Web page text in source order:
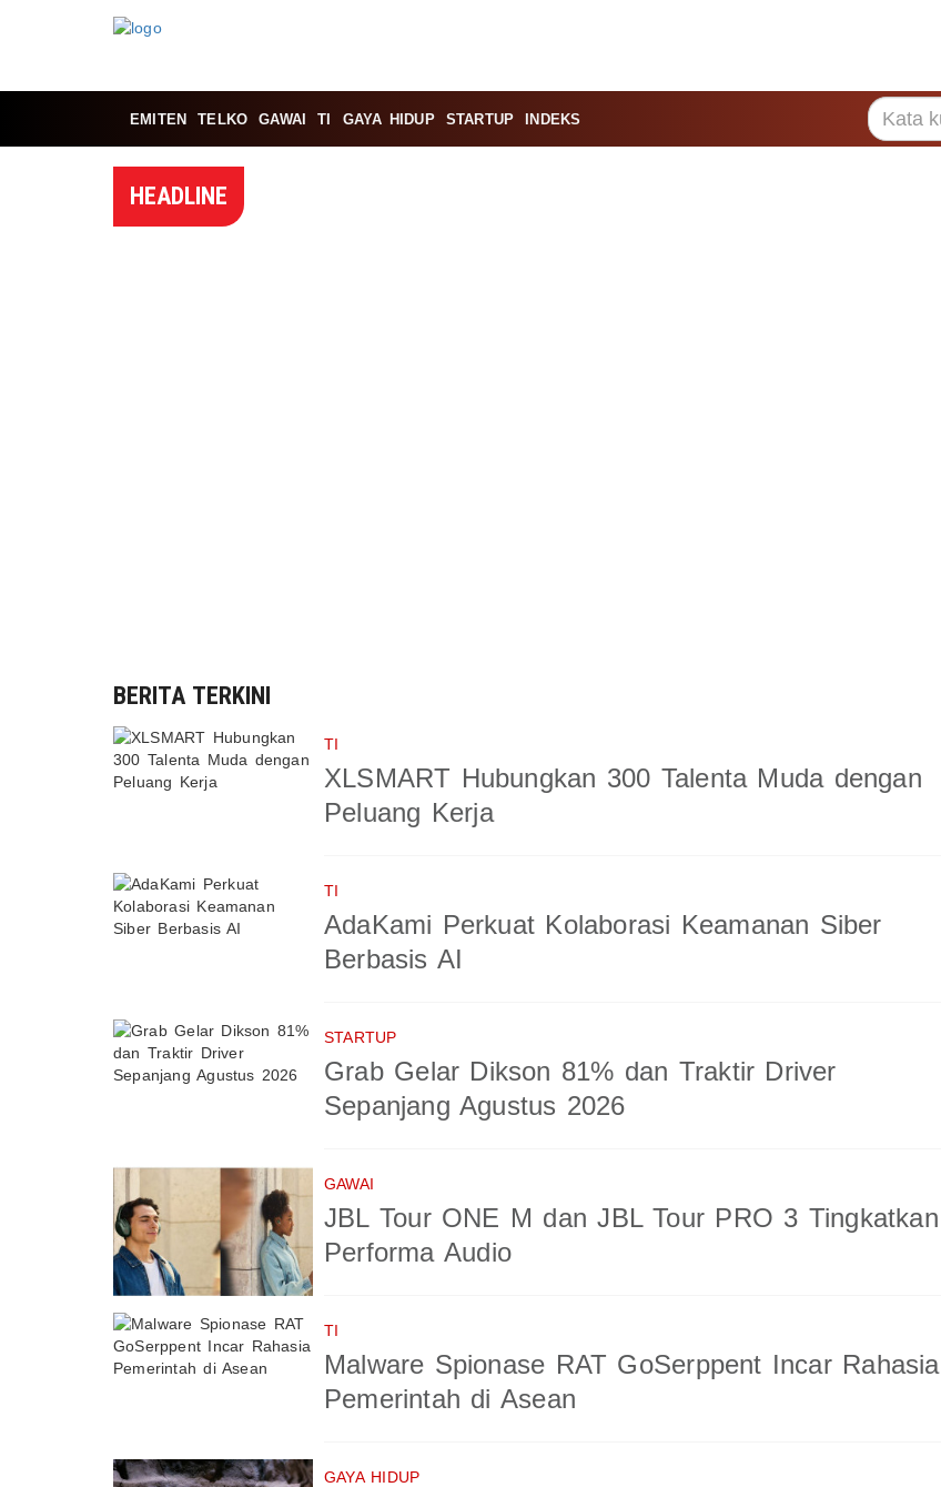
EMITEN TELKO GAWAI TI GAYA HIDUP STARTUP INDEKS
HEADLINE
BERITA TERKINI
TI
XLSMART Hubungkan 300 Talenta Muda dengan
Peluang Kerja
TI
AdaKami Perkuat Kolaborasi Keamanan Siber
Berbasis AI
STARTUP
Grab Gelar Dikson 81% dan Traktir Driver
Sepanjang Agustus 2026
GAWAI
JBL Tour ONE M dan JBL Tour PRO 3 Tingkatkan
Performa Audio
TI
Malware Spionase RAT GoSerppent Incar Rahasia
Pemerintah di Asean
GAYA HIDUP